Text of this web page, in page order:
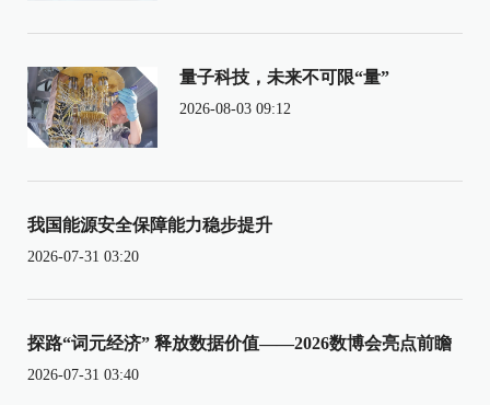
量子科技，未来不可限“量”
2026-08-03 09:12
我国能源安全保障能力稳步提升
2026-07-31 03:20
探路“词元经济” 释放数据价值——2026数博会亮点前瞻
2026-07-31 03:40